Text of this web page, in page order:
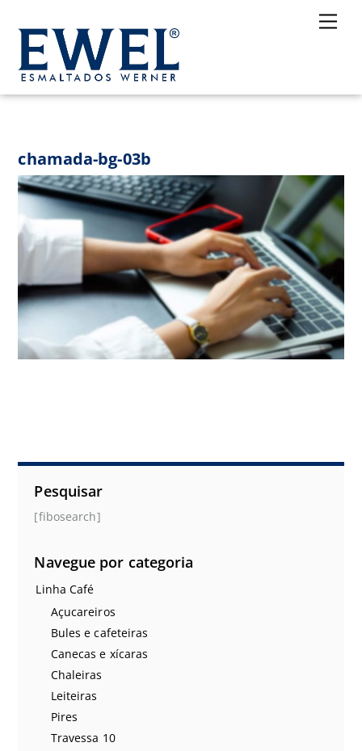
content
chamada-bg-03b
Pesquisar
[fibosearch]
Navegue por categoria
Linha Café
Açucareiros
Bules e cafeteiras
Canecas e xícaras
Chaleiras
Leiteiras
Pires
Travessa 10